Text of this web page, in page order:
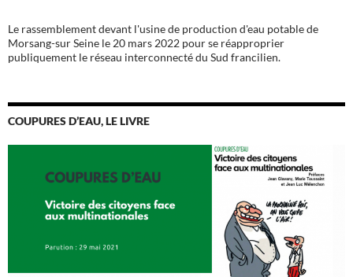
Le rassemblement devant l'usine de production d'eau potable de
Morsang-sur Seine le 20 mars 2022 pour se réapproprier
publiquement le réseau interconnecté du Sud francilien.
COUPURES D’EAU, LE LIVRE